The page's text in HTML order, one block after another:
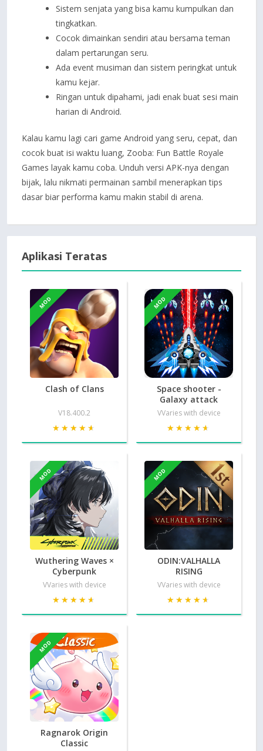
Sistem senjata yang bisa kamu kumpulkan dan
tingkatkan.
Cocok dimainkan sendiri atau bersama teman
dalam pertarungan seru.
Ada event musiman dan sistem peringkat untuk
kamu kejar.
Ringan untuk dipahami, jadi enak buat sesi main
harian di Android.
Kalau kamu lagi cari game Android yang seru, cepat, dan
cocok buat isi waktu luang, Zooba: Fun Battle Royale
Games layak kamu coba. Unduh versi APK-nya dengan
bijak, lalu nikmati permainan sambil menerapkan tips
dasar biar performa kamu makin stabil di arena.
Aplikasi Teratas
MOD
Clash of Clans
V18.400.2
★★★★★
★★★★★
MOD
Space shooter -
Galaxy attack
VVaries with device
★★★★★
★★★★★
MOD
Wuthering Waves ×
Cyberpunk
VVaries with device
★★★★★
★★★★★
MOD
ODIN:VALHALLA
RISING
VVaries with device
★★★★★
★★★★★
MOD
Ragnarok Origin
Classic